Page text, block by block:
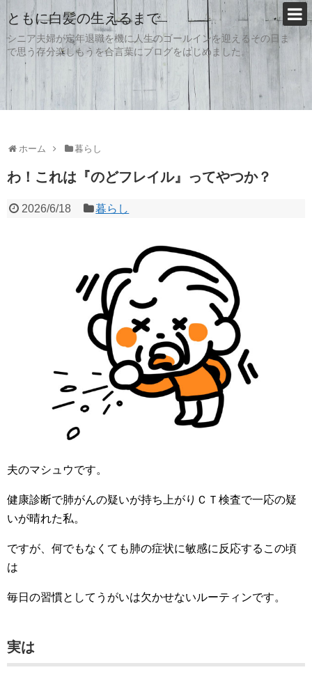
ともに白髪の生えるまで
シニア夫婦が定年退職を機に人生のゴールインを迎えるその日ま
で思う存分楽しもうを合言葉にブログをはじめました。
ホーム 暮らし
わ！これは『のどフレイル』ってやつか？
2026/6/18 暮らし
夫のマシュウです。
健康診断で肺がんの疑いが持ち上がりＣＴ検査で一応の疑
いが晴れた私。
ですが、何でもなくても肺の症状に敏感に反応するこの頃
は
毎日の習慣としてうがいは欠かせないルーティンです。
実は